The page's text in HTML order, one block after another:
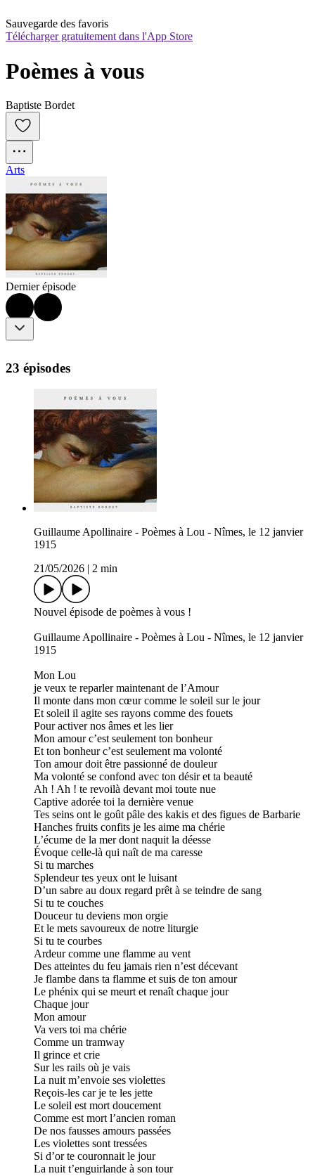
Sauvegarde des favoris
Télécharger gratuitement dans l'App Store
Poèmes à vous
Baptiste Bordet
Arts
Dernier épisode
23 épisodes
Guillaume Apollinaire - Poèmes à Lou - Nîmes, le 12 janvier
1915
21/05/2026
2 min
Nouvel épisode de poèmes à vous !
Guillaume Apollinaire - Poèmes à Lou - Nîmes, le 12 janvier
1915
Mon Lou
je veux te reparler maintenant de l’Amour
Il monte dans mon cœur comme le soleil sur le jour
Et soleil il agite ses rayons comme des fouets
Pour activer nos âmes et les lier
Mon amour c’est seulement ton bonheur
Et ton bonheur c’est seulement ma volonté
Ton amour doit être passionné de douleur
Ma volonté se confond avec ton désir et ta beauté
Ah ! Ah ! te revoilà devant moi toute nue
Captive adorée toi la dernière venue
Tes seins ont le goût pâle des kakis et des figues de Barbarie
Hanches fruits confits je les aime ma chérie
L’écume de la mer dont naquit la déesse
Évoque celle-là qui naît de ma caresse
Si tu marches
Splendeur tes yeux ont le luisant
D’un sabre au doux regard prêt à se teindre de sang
Si tu te couches
Douceur tu deviens mon orgie
Et le mets savoureux de notre liturgie
Si tu te courbes
Ardeur comme une flamme au vent
Des atteintes du feu jamais rien n’est décevant
Je flambe dans ta flamme et suis de ton amour
Le phénix qui se meurt et renaît chaque jour
Chaque jour
Mon amour
Va vers toi ma chérie
Comme un tramway
Il grince et crie
Sur les rails où je vais
La nuit m’envoie ses violettes
Reçois-les car je te les jette
Le soleil est mort doucement
Comme est mort l’ancien roman
De nos fausses amours passées
Les violettes sont tressées
Si d’or te couronnait le jour
La nuit t’enguirlande à son tour